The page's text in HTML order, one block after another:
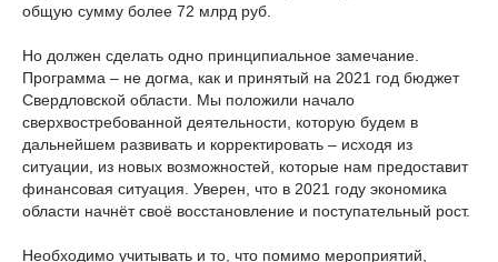
общую сумму более 72 млрд руб.
Но должен сделать одно принципиальное замечание.
Программа – не догма, как и принятый на 2021 год бюджет
Свердловской области. Мы положили начало
сверхвостребованной деятельности, которую будем в
дальнейшем развивать и корректировать – исходя из
ситуации, из новых возможностей, которые нам предоставит
финансовая ситуация. Уверен, что в 2021 году экономика
области начнёт своё восстановление и поступательный рост.
Необходимо учитывать и то, что помимо мероприятий,